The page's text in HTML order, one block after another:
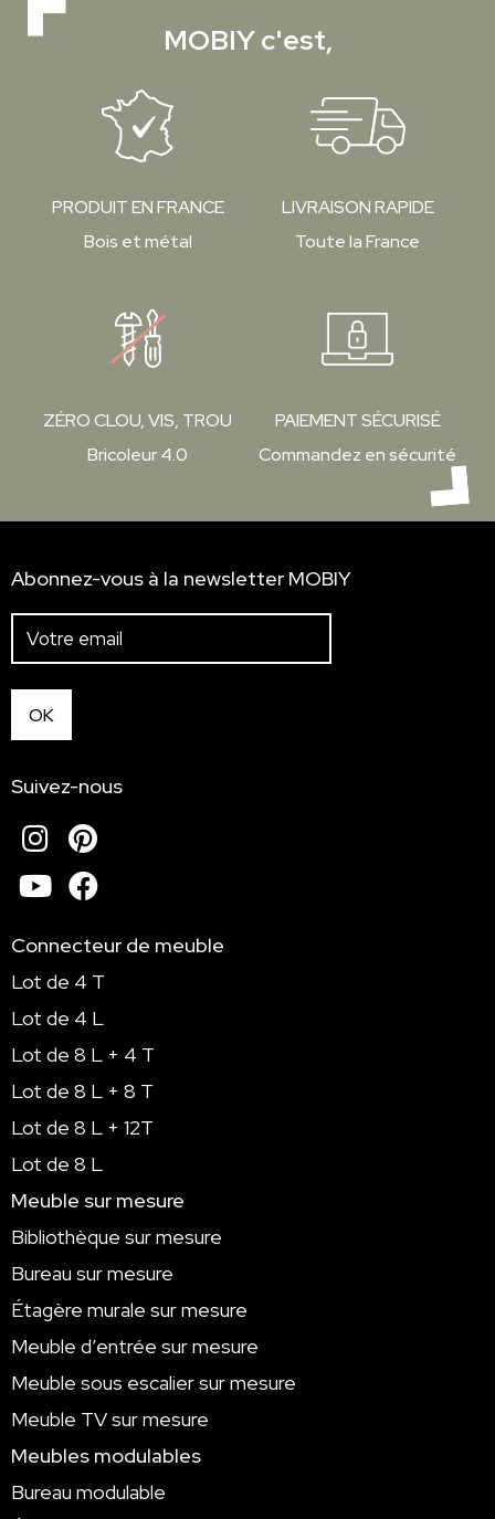
MOBIY c'est,
PRODUIT EN FRANCE
Bois et métal
LIVRAISON RAPIDE
Toute la France
ZÉRO CLOU, VIS, TROU
Bricoleur 4.0
PAIEMENT SÉCURISÉ
Commandez en sécurité
Abonnez-vous à la newsletter MOBIY
Suivez-nous
Instagram
Pinterest
YoutubeFacebook
Connecteur de meuble
Lot de 4 T
Lot de 4 L
Lot de 8 L + 4 T
Lot de 8 L + 8 T
Lot de 8 L + 12T
Lot de 8 L
Meuble sur mesure
Bibliothèque sur mesure
Bureau sur mesure
Étagère murale sur mesure
Meuble d’entrée sur mesure
Meuble sous escalier sur mesure
Meuble TV sur mesure
Meubles modulables
Bureau modulable